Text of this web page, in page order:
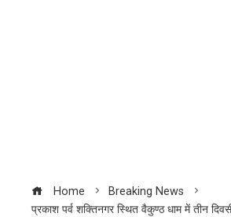
Home
Breaking News
प्रकाश पर्व शक्तिनगर स्थित वैकुण्ठ धाम में तीन